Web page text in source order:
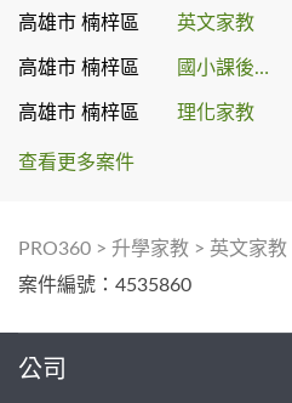
高雄市 楠梓區 英文家教
高雄市 楠梓區 國小課後輔導
高雄市 楠梓區 理化家教
查看更多案件
PRO360 > 升學家教 > 英文家教
案件編號：4535860
公司